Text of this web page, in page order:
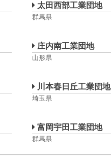
太田西部工業団地
群馬県
庄内南工業団地
山形県
川本春日丘工業団地
埼玉県
富岡宇田工業団地
群馬県